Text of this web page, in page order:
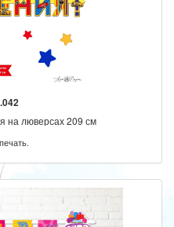
на люверсах 209 см